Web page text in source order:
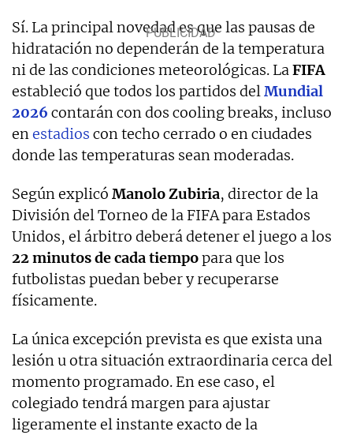
Sí. La principal novedad es que las pausas de
hidratación no dependerán de la temperatura
ni de las condiciones meteorológicas. LaFIFA
estableció que todos los partidos delMundial
2026 contarán con dos cooling breaks, incluso
enestadios con techo cerrado o en ciudades
donde las temperaturas sean moderadas.
Según explicó ManoloZubiria, director de la
División del Torneo de la FIFA para Estados
Unidos, el árbitro deberá detener el juego a los
22 minutos de cada tiempopara que los
futbolistas puedan beber y recuperarse
físicamente.
La única excepción prevista es que exista una
lesión u otra situación extraordinaria cerca del
momento programado. En ese caso, el
colegiado tendrá margen para ajustar
ligeramente el instante exacto de la